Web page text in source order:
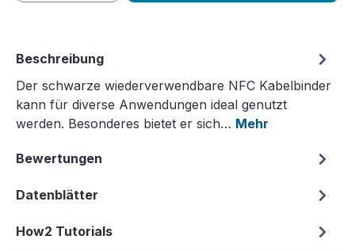
Beschreibung
Der schwarze wiederverwendbare NFC Kabelbinder
kann für diverse Anwendungen ideal genutzt
werden. Besonderes bietet er sich… Mehr
Bewertungen
Datenblätter
How2 Tutorials